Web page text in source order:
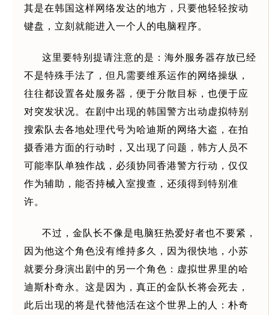
其是在韩国这样网络发达的地方，只要他轻轻按动
键盘，立刻就能进入一个人的电脑程序。
这里要特别提请注意的是：海外服务器存放已经
不是特殊手法了，但凡需要维系运作的网络操纵，
往往都设置各处服务器，便于分散目标，也便于应
对突发状况。在剧中出现的韩国警方出动虚拟特别
搜索队去各地处理代号为哈迪斯的网络大盗，在拍
摄香港方面的行动时，又出现了问题，韩方人员不
可能率队单独作战，必须协同香港警方行动，仅仅
作为辅助，能否持械入室搜查，还须得到特别准
许。
不过，金队长不像是电脑狂热爱好者也不要紧，
因为他这个角色没有维持多久，因为很快地，小苏
就要分身演出剧中的另一个角色：虚拟世界里的哈
迪斯朴奇永。这是因为，真正的金队长将会死去，
此后出现的将是代替他活在这个世界上的人：朴奇